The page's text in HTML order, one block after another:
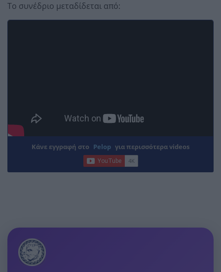
Το συνέδριο μεταδίδεται από:
Κάνε εγγραφή στο Pelop για περισσότερα videos